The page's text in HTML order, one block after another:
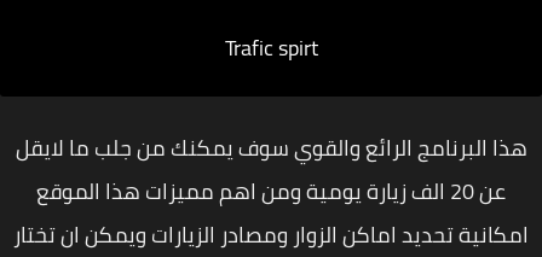
Trafic spirt
البرنامج الرائع والقوي سوف يمكنك من جلب ما لايقل
عن 20 الف زيارة يومية ومن اهم مميزات هذا الموقع
تحديد اماكن الزوار ومصادر الزيارات ويمكن ان تختار